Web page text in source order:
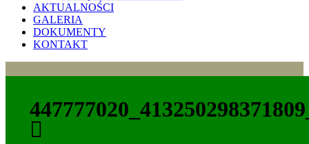
AKTUALNOŚCI
GALERIA
DOKUMENTY
KONTAKT